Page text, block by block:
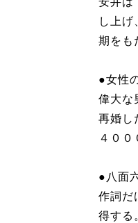
し上
期をも
●女性
偉大な
再婚し
４００
●八面
作詞だ
得する